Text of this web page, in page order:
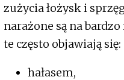
zużycia łożysk i
narażone są na
te często objawiają się:
hałasem,